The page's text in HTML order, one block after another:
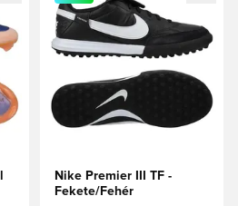
Nike Premier III TF -
Fekete/Fehér